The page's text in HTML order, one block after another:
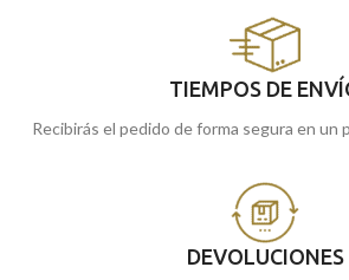
TIEMPOS DE
Recibirás el pedido de forma segura en un
DEVOLUCIONES